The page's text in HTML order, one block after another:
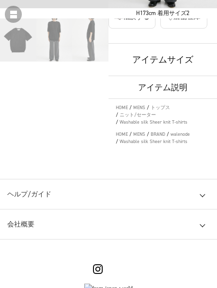
H173cm 着用サイズ2
相談する 店舗在庫
アイテムサイズ
アイテム説明
HOME / MENS / トップス
/ ニット/セーター
/ Washable silk Sheer knit T-shirts
HOME / MENS / BRAND / walenode
/ Washable silk Sheer knit T-shirts
ヘルプ/ガイド
会社概要